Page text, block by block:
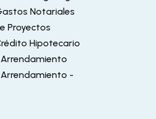
Notariales
Proyectos
Hipotecario
-